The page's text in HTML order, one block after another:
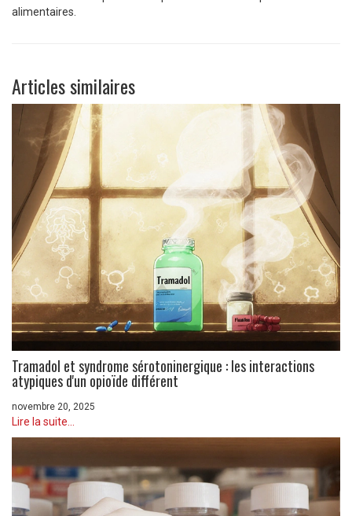
alimentaires.
Articles similaires
Tramadol et syndrome sérotoninergique : les interactions
atypiques d'un opioïde différent
novembre 20, 2025
Lire la suite...